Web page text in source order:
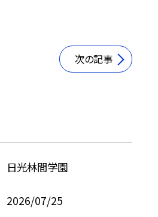
次の記事
日光林間学園
2026/07/25